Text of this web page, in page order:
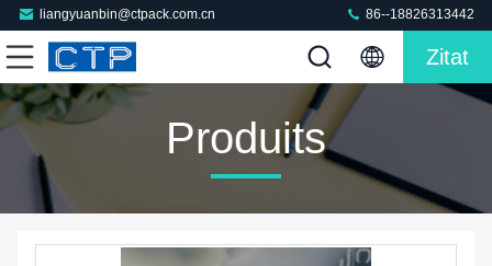
liangyuanbin@ctpack.com.cn 86--18826313442
Zitat
Produits